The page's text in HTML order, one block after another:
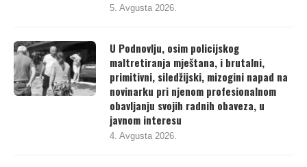
5. Avgusta 2026.
U Podnovlju, osim policijskog
maltretiranja mještana, i brutalni,
primitivni, siledžijski, mizogini napad na
novinarku pri njenom profesionalnom
obavljanju svojih radnih obaveza, u
javnom interesu
4. Avgusta 2026.